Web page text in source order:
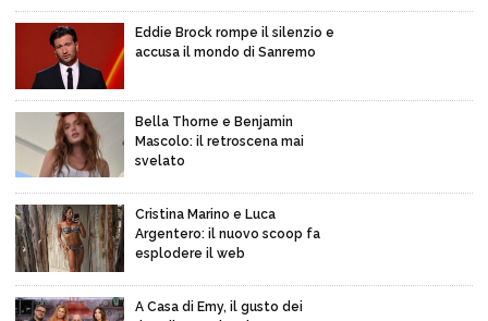
Eddie Brock rompe il silenzio e
accusa il mondo di Sanremo
Bella Thorne e Benjamin
Mascolo: il retroscena mai
svelato
Cristina Marino e Luca
Argentero: il nuovo scoop fa
esplodere il web
A Casa di Emy, il gusto dei